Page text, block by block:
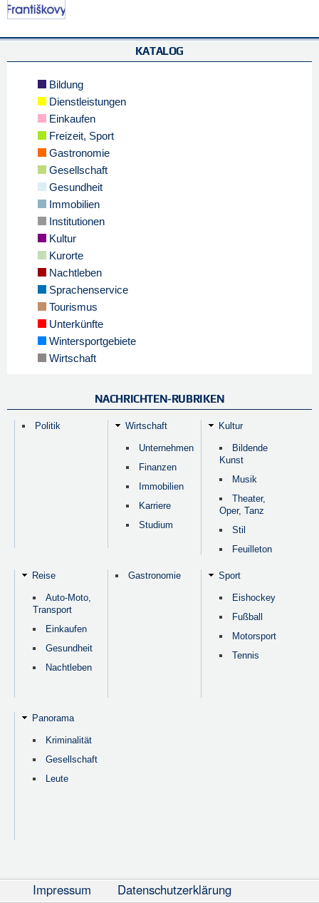
KATALOG
Bildung
Dienstleistungen
Einkaufen
Freizeit, Sport
Gastronomie
Gesellschaft
Gesundheit
Immobilien
Institutionen
Kultur
Kurorte
Nachtleben
Sprachenservice
Tourismus
Unterkünfte
Wintersportgebiete
Wirtschaft
NACHRICHTEN-RUBRIKEN
Politik Wirtschaft
Unternehmen
Finanzen
Immobilien
Karriere
Studium
Kultur
Bildende
Kunst
Musik
Theater,
Oper, Tanz
Stil
Feuilleton
Reise
Auto-Moto,
Transport
Einkaufen
Gesundheit
Nachtleben
Gastronomie Sport
Eishockey
Fußball
Motorsport
Tennis
Panorama
Kriminalität
Gesellschaft
Leute
Impressum
Datenschutzerklärung